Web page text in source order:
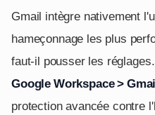
Gmail intègre nativement
hameçonnage les plus
faut-il pousser les
Google Workspace >
protection avancée contre